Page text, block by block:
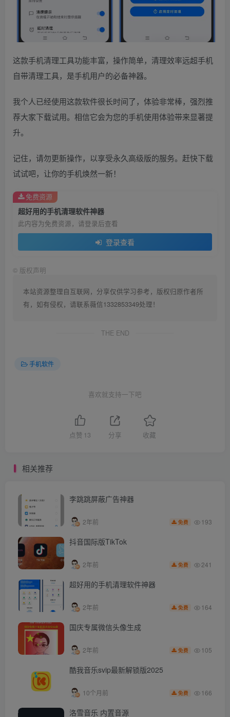
这款手机清理工具功能丰富，操作简单，清理效率远超手机
自带清理工具，是手机用户的必备神器。
我个人已经使用这款软件很长时间了，体验非常棒，强烈推
荐大家下载试用。相信它会为您的手机使用体验带来显著提
升。
记住，请勿更新操作，以享受永久高级版的服务。赶快下载
试试吧，让你的手机焕然一新！
超好用的手机清理软件神器
此内容为免费资源，请登录后查看
登录查看
免费资源
© 版权声明
本站资源整理自互联网，分享仅供学习参考，版权归原作者所
有，如有侵权，请联系薇信1332853349处理！
THE END
手机软件
喜欢就支持一下吧
点赞 13 分享 收藏
相关推荐
李跳跳屏蔽广告神器
2年前 免费 193
抖音国际版TikTok
2年前 免费 241
超好用的手机清理软件神器
2年前 免费 164
国庆专属微信头像生成
2年前 免费 105
酷我音乐svip最新解锁版2025
10个月前 免费 166
洛雪音乐 内置音源